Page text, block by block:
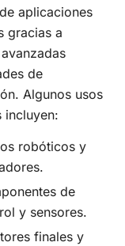
aplicaciones
gracias a
de
Algunos usos
incluyen:
robóticos y
de
y sensores.
finales y